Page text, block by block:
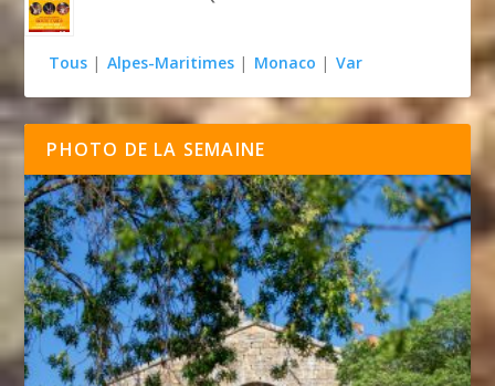
Tous | Alpes-Maritimes | Monaco | Var
PHOTO DE LA SEMAINE